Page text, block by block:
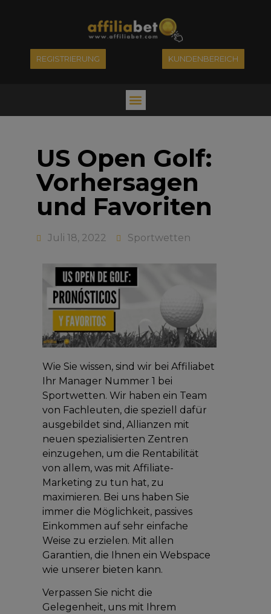
REGISTRIERUNG KUNDENBEREICH
US Open Golf:
Vorhersagen
und Favoriten
Juli 18, 2022 Sportwetten
Wie Sie wissen, sind wir bei Affiliabet
Ihr Manager Nummer 1 bei
Sportwetten. Wir haben ein Team
von Fachleuten, die speziell dafür
ausgebildet sind, Allianzen mit
neuen spezialisierten Zentren
einzugehen, um die Rentabilität
von allem, was mit Affiliate-
Marketing zu tun hat, zu
maximieren. Bei uns haben Sie
immer die Möglichkeit, passives
Einkommen auf sehr einfache
Weise zu erzielen. Mit allen
Garantien, die Ihnen ein Webspace
wie unserer bieten kann.
Verpassen Sie nicht die
Gelegenheit, uns mit Ihrem